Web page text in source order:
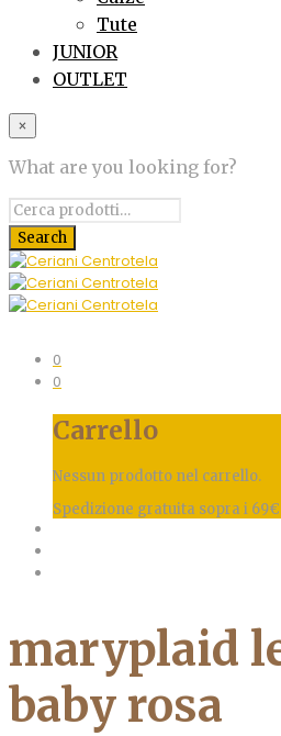
Tute
JUNIOR
OUTLET
×
What are you looking for?
0
0
Carrello
Nessun prodotto nel carrello.
Spedizione gratuita sopra i 69€
maryplaid
baby rosa